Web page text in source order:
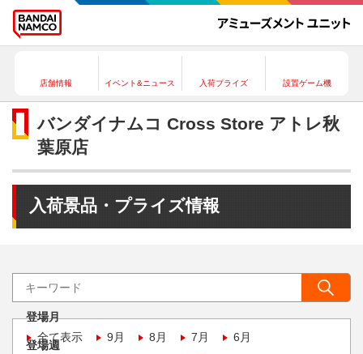
店舗情報 イベント&ニュース 入荷プライズ 設置ゲーム機
バンダイナムコ Cross Store アトレ秋
葉原店
入荷景品・プライズ情報
登場月
全て表示
9月 8月 7月 6月
登場週